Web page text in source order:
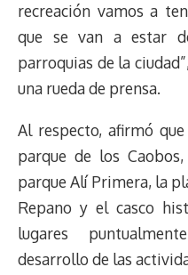
recreación vamos a
que se van a estar
parroquias de la
una rueda de prensa.
Al respecto, afirmó
parque de los
parque Alí Primera, la
Repano y el casco
lugares
desarrollo de las